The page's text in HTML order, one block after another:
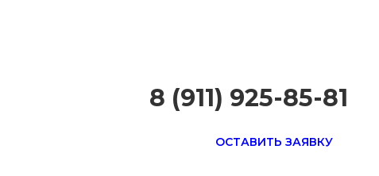
8 (911) 925-85-81
ОСТАВИТЬ ЗАЯВКУ